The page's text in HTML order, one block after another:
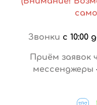
Звонки с 10:00
Приём заявок
мессенджеры